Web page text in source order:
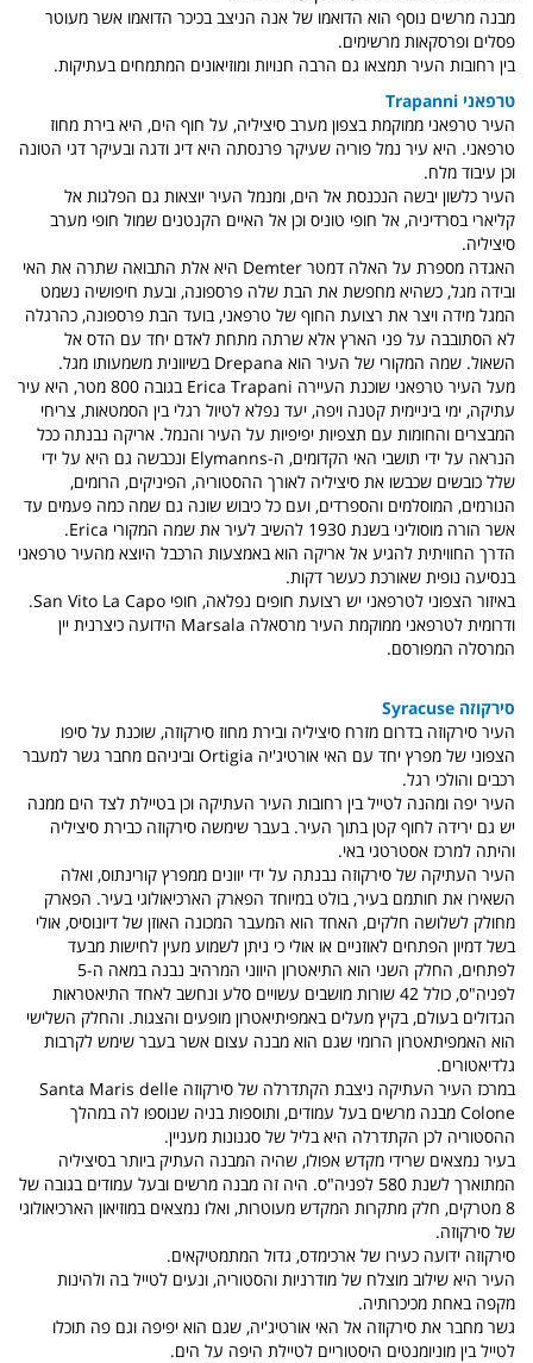
מבנה מרשים נוסף הוא הדואמו של אנה הניצב בכיכר הדואמו אשר מעוטר
פסלים ופרסקאות מרשימים.
בין רחובות העיר תמצאו גם הרבה חנויות ומוזיאונים המתמחים בעתיקות.
טרפאני Trapanni
העיר טרפאני ממוקמת בצפון מערב סיציליה, על חוף הים, היא בירת מחוז
טרפאני. היא עיר נמל פוריה שעיקר פרנסתה היא דיג ודגה ובעיקר דגי הטונה
וכן עיבוד מלח.
העיר כלשון יבשה הנכנסת אל הים, ומנמל העיר יוצאות גם הפלגות אל
קליארי בסרדיניה, אל חופי טוניס וכן אל האיים הקנטנים שמול חופי מערב
סיציליה.
האגדה מספרת על האלה דמטר Demter היא אלת התבואה שתרה את האי
ובידה מגל, כשהיא מחפשת את הבת שלה פרספונה, ובעת חיפושיה נשמט
המגל מידה ויצר את רצועת החוף של טרפאני, בועד הבת פרספונה, כהרגלה
לא הסתובבה על פני הארץ אלא שרתה מתחת לאדם יחד עם הדס אל
השאול. שמה המקורי של העיר הוא Drepana בשיוונית משמעותו מגל.
מעל העיר טרפאני שוכנת העיירה Erica Trapani בגובה 800 מטר, היא עיר
עתיקה, ימי ביניימית קטנה ויפה, יעד נפלא לטיול רגלי בין הסמטאות, צריחי
המבצרים והחומות עם תצפיות יפיפיות על העיר והנמל. אריקה נבנתה ככל
הנראה על ידי תושבי האי הקדומים, ה-Elymanns ונכבשה גם היא על ידי
שלל כובשים שכבשו את סיציליה לאורך ההסטוריה, הפיניקים, הרומים,
הנורמים, המוסלמים והספרדים, ועם כל כיבוש שונה גם שמה כמה פעמים עד
אשר הורה מוסוליני בשנת 1930 להשיב לעיר את שמה המקורי Erica.
הדרך החוויתית להגיע אל אריקה הוא באמצעות הרכבל היוצא מהעיר טרפאני
בנסיעה נופית שאורכת כעשר דקות.
באיזור הצפוני לטרפאני יש רצועת חופים נפלאה, חופי San Vito La Capo.
ודרומית לטרפאני ממוקמת העיר מרסאלה Marsala הידועה כיצרנית יין
המרסלה המפורסם.
סירקוזה Syracuse
העיר סירקוזה בדרום מזרח סיציליה ובירת מחוז סירקוזה, שוכנת על סיפו
הצפוני של מפרץ יחד עם האי אורטיג'יה Ortigia וביניהם מחבר גשר למעבר
רכבים והולכי רגל.
העיר יפה ומהנה לטייל בין רחובות העיר העתיקה וכן בטיילת לצד הים ממנה
יש גם ירידה לחוף קטן בתוך העיר. בעבר שימשה סירקוזה כבירת סיציליה
והיתה למרכז אסטרטגי באי.
העיר העתיקה של סירקוזה נבנתה על ידי יוונים ממפרץ קורינתוס, ואלה
השאירו את חותמם בעיר, בולט במיוחד הפארק הארכיאולוגי בעיר. הפארק
מחולק לשלושה חלקים, האחד הוא המעבר המכונה האוזן של דיונוסיס, אולי
בשל דמיון הפתחים לאוזניים או אולי כי ניתן לשמוע מעין לחישות מבעד
לפתחים, החלק השני הוא התיאטרון היווני המרהיב נבנה במאה ה-5
לפניה"ס, כולל 42 שורות מושבים עשויים סלע ונחשב לאחד התיאטראות
הגדולים בעולם, בקיץ מעלים באמפיתיאטרון מופעים והצגות. והחלק השלישי
הוא האמפיתאטרון הרומי שגם הוא מבנה עצום אשר בעבר שימש לקרבות
גלדיאטורים.
במרכז העיר העתיקה ניצבת הקתדרלה של סירקוזה Santa Maris delle
Colone מבנה מרשים בעל עמודים, ותוספות בניה שנוספו לה במהלך
ההסטוריה לכן הקתדרלה היא בליל של סגנונות מעניין.
בעיר נמצאים שרידי מקדש אפולו, שהיה המבנה העתיק ביותר בסיציליה
המתוארך לשנת 580 לפניה"ס. היה זה מבנה מרשים ובעל עמודים בגובה של
8 מטרקים, חלק מתקרות המקדש מעוטרות, ואלו נמצאים במוזיאון הארכיאולוגי
של סירקוזה.
סירקוזה ידועה כעירו של ארכימדס, גדול המתמטיקאים.
העיר היא שילוב מוצלח של מודרניות והסטוריה, ונעים לטייל בה ולהינות
מקפה באחת מכיכרותיה.
גשר מחבר את סירקוזה אל האי אורטיג'יה, שגם הוא יפיפה וגם פה תוכלו
לטייל בין מוניומנטים היסטוריים לטיילת היפה על הים.